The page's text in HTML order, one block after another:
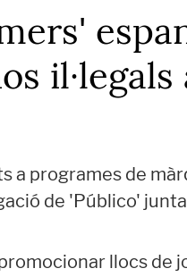
a programes de
de 'Público'
llocs de